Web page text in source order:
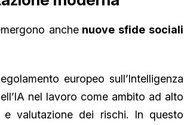
anchenuove sfide sociali
europeo sull’Intelligenza
nel lavoro come ambito ad alto
e valutazione dei rischi. In questo